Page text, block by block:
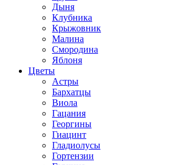
Дыня
Клубника
Крыжовник
Малина
Смородина
Яблоня
Цветы
Астры
Бархатцы
Виола
Гацания
Георгины
Гиацинт
Гладиолусы
Гортензии